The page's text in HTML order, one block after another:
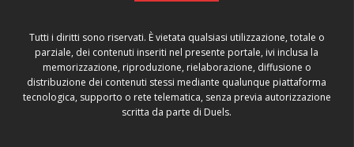
Tutti i diritti sono riservati. È vietata qualsiasi utilizzazione, totale o
parziale, dei contenuti inseriti nel presente portale, ivi inclusa la
memorizzazione, riproduzione, rielaborazione, diffusione o
distribuzione dei contenuti stessi mediante qualunque piattaforma
tecnologica, supporto o rete telematica, senza previa autorizzazione
scritta da parte di Duels.